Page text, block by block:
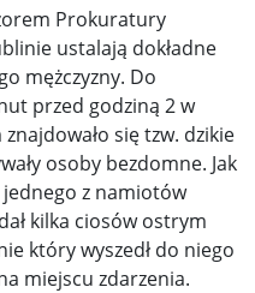
Prokuratury
ustalają dokładne
mężczyzny. Do
przed godziną 2 w
się tzw. dzikie
osoby bezdomne. Jak
z namiotów
kilka ciosów ostrym
który wyszedł do niego
miejscu zdarzenia.